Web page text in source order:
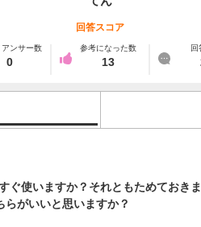
回答スコア
アンサー数
0
参考になった数
13
回
ぐ使いますか？それともためておき
がいいと思いますか？